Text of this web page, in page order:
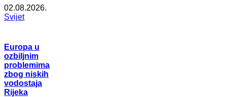
02.08.2026.
Svijet
Europa u
ozbiljnim
problemima
zbog niskih
vodostaja
Rijeka